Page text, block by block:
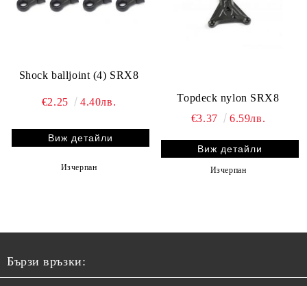
Shock balljoint (4) SRX8
€2.25 4.40лв.
Виж детайли
Изчерпан
Topdeck nylon SRX8
€3.37
6.59лв.
Виж детайли
Изчерпан
Бързи връзки: